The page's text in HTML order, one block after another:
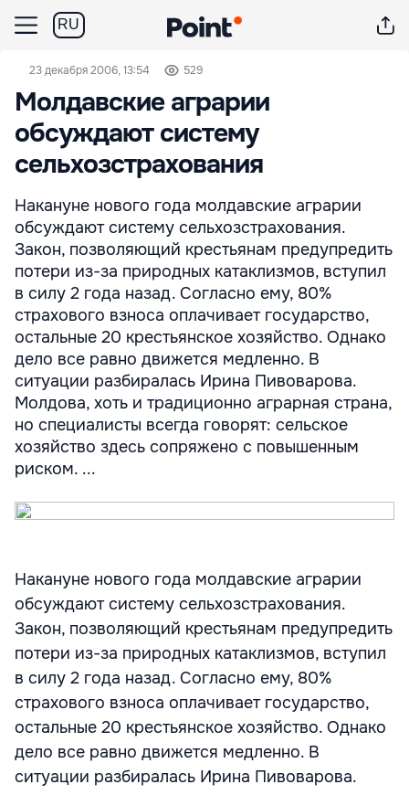
RU
23 декабря 2006, 13:54 529
Молдавские аграрии
обсуждают систему
сельхозстрахования
Накануне нового года молдавские аграрии
обсуждают систему сельхозстрахования.
Закон, позволяющий крестьянам предупредить
потери из-за природных катаклизмов, вступил
в силу 2 года назад. Согласно ему, 80%
страхового взноса оплачивает государство,
остальные 20 крестьянское хозяйство. Однако
дело все равно движется медленно. В
ситуации разбиралась Ирина Пивоварова.
Молдова, хоть и традиционно аграрная страна,
но специалисты всегда говорят: сельское
хозяйство здесь сопряжено с повышенным
риском. ...
Накануне нового года молдавские аграрии
обсуждают систему сельхозстрахования.
Закон, позволяющий крестьянам предупредить
потери из-за природных катаклизмов, вступил
в силу 2 года назад. Согласно ему, 80%
страхового взноса оплачивает государство,
остальные 20 крестьянское хозяйство. Однако
дело все равно движется медленно. В
ситуации разбиралась Ирина Пивоварова.